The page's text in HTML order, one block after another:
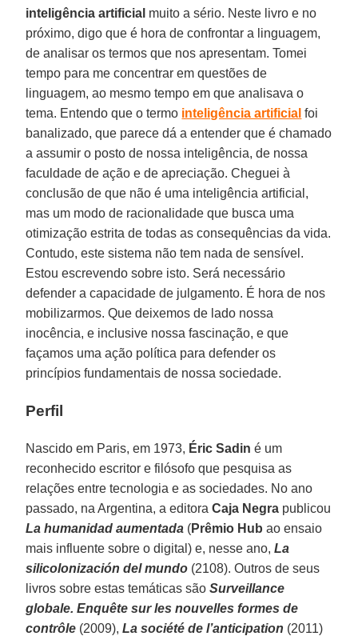
inteligência artificial muito a sério. Neste livro e no
próximo, digo que é hora de confrontar a linguagem,
de analisar os termos que nos apresentam. Tomei
tempo para me concentrar em questões de
linguagem, ao mesmo tempo em que analisava o
tema. Entendo que o termo inteligência artificial foi
banalizado, que parece dá a entender que é chamado
a assumir o posto de nossa inteligência, de nossa
faculdade de ação e de apreciação. Cheguei à
conclusão de que não é uma inteligência artificial,
mas um modo de racionalidade que busca uma
otimização estrita de todas as consequências da vida.
Contudo, este sistema não tem nada de sensível.
Estou escrevendo sobre isto. Será necessário
defender a capacidade de julgamento. É hora de nos
mobilizarmos. Que deixemos de lado nossa
inocência, e inclusive nossa fascinação, e que
façamos uma ação política para defender os
princípios fundamentais de nossa sociedade.
Perfil
Nascido em Paris, em 1973, Éric Sadin é um
reconhecido escritor e filósofo que pesquisa as
relações entre tecnologia e as sociedades. No ano
passado, na Argentina, a editoraCaja Negra publicou
La humanidad aumentada (Prêmio Hub ao ensaio
mais influente sobre o digital) e, nesse ano,La
silicolonización del mundo (2108). Outros de seus
livros sobre estas temáticas sãoSurveillance
globale. Enquête sur les nouvelles formes de
contrôle (2009),La société de l’anticipation (2011)